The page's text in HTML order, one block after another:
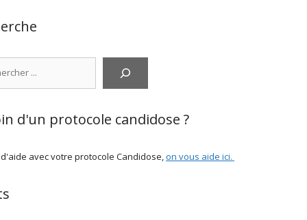
d'un protocole candidose ?
avec votre protocole Candidose, on vous aide ici.